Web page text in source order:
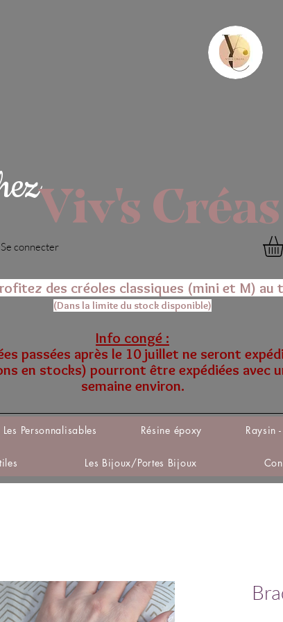
Viv's Créas
Se connecter
des créoles classiques (mini et M) au
(Dans la limite du stock disponible)
Info congé :
passées après le 10 juillet ne seront
en stocks) pourront être expédiées avec
semaine environ.
Les Personnalisables Résine époxy Raysin
Les Bijoux/Portes Bijoux